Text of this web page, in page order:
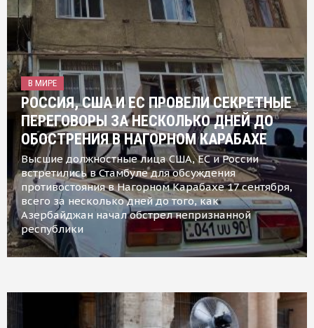
В МИРЕ
РОССИЯ, США И ЕС ПРОВЕЛИ СЕКРЕТНЫЕ
ПЕРЕГОВОРЫ ЗА НЕСКОЛЬКО ДНЕЙ ДО
ОБОСТРЕНИЯ В НАГОРНОМ КАРАБАХЕ
Высшие должностные лица США, ЕС и России
встретились в Стамбуле для обсуждения
противостояния в Нагорном Карабахе 17 сентября,
всего за несколько дней до того, как
Азербайджан начал обстрел непризнанной
республики